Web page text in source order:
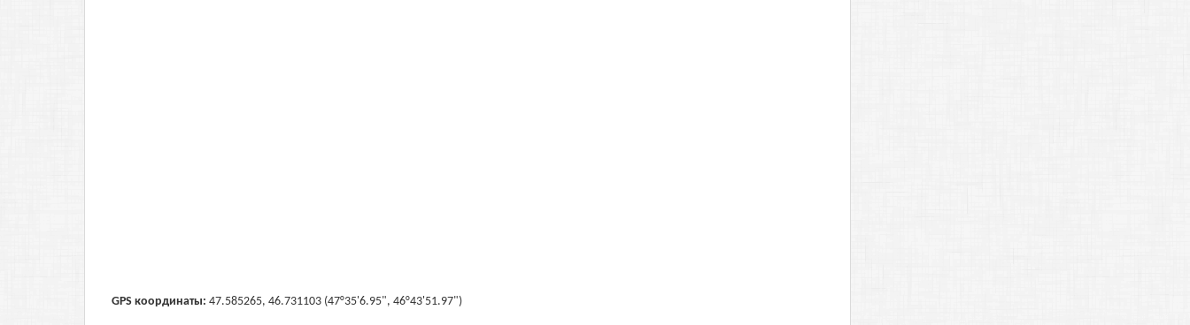
GPS координаты: 47.585265, 46.731103 (47°35'6.95", 46°43'51.97")